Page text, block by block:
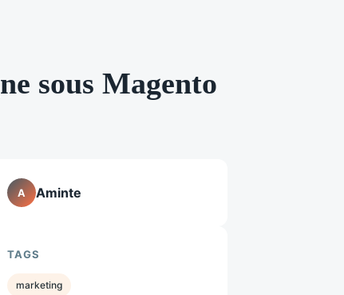
sous Magento
A Aminte
TAGS
marketing